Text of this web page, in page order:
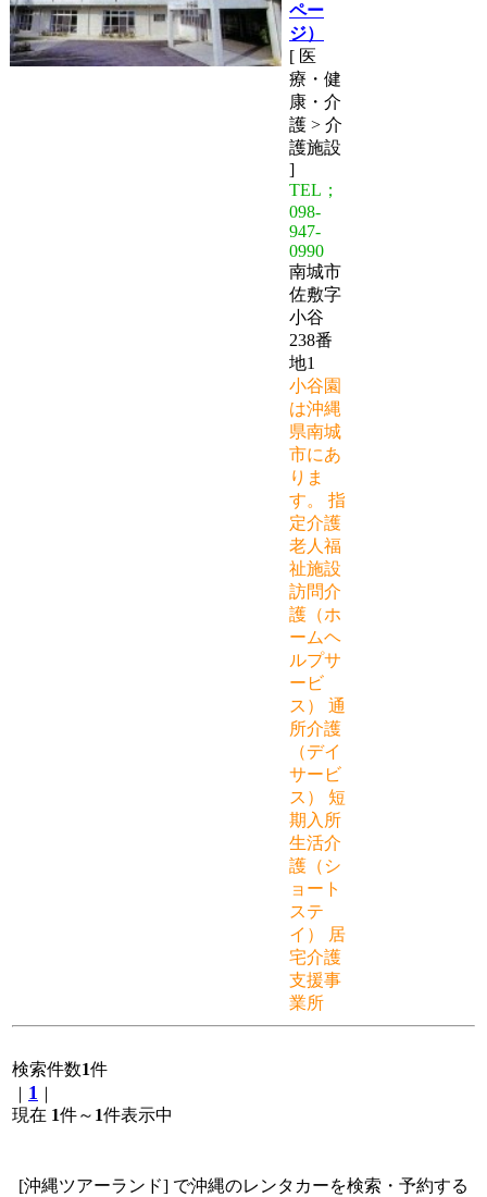
ペー
ジ）
[ 医
療・健
康・介
護 > 介
護施設
]
TEL；
098-
947-
0990
南城市
佐敷字
小谷
238番
地1
小谷園
は沖縄
県南城
市にあ
りま
す。 指
定介護
老人福
祉施設
訪問介
護（ホ
ームヘ
ルプサ
ービ
ス） 通
所介護
（デイ
サービ
ス） 短
期入所
生活介
護（シ
ョート
ステ
イ） 居
宅介護
支援事
業所
検索件数1件
1
現在 1件～ 1件表示中
[沖縄ツアーランド] で沖縄のレンタカーを検索・予約する